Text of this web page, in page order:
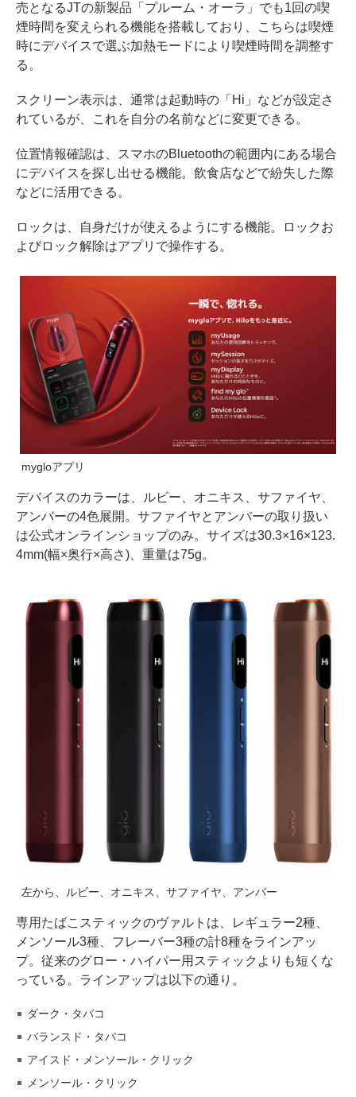
売となるJTの新製品「プルーム・オーラ」でも1回の喫
煙時間を変えられる機能を搭載しており、こちらは喫煙
時にデバイスで選ぶ加熱モードにより喫煙時間を調整す
る。
スクリーン表示は、通常は起動時の「Hi」などが設定さ
れているが、これを自分の名前などに変更できる。
位置情報確認は、スマホのBluetoothの範囲内にある場合
にデバイスを探し出せる機能。飲食店などで紛失した際
などに活用できる。
ロックは、自身だけが使えるようにする機能。ロックお
よびロック解除はアプリで操作する。
mygloアプリ
デバイスのカラーは、ルビー、オニキス、サファイヤ、
アンバーの4色展開。サファイヤとアンバーの取り扱い
は公式オンラインショップのみ。サイズは30.3×16×123.
4mm(幅×奥行×高さ)、重量は75g。
左から、ルビー、オニキス、サファイヤ、アンバー
専用たばこスティックのヴァルトは、レギュラー2種、
メンソール3種、フレーバー3種の計8種をラインアッ
プ。従来のグロー・ハイパー用スティックよりも短くな
っている。ラインアップは以下の通り。
ダーク・タバコ
バランスド・タバコ
アイスド・メンソール・クリック
メンソール・クリック